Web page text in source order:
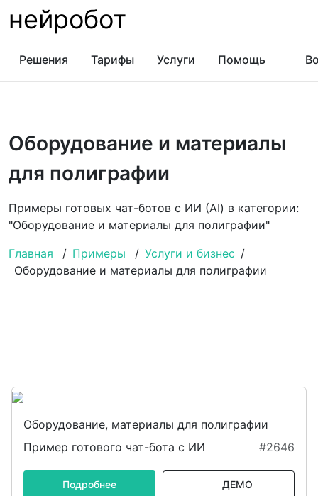
нейробот
Решения Тарифы Услуги Помощь
Оборудование и материалы
для полиграфии
Примеры готовых чат-ботов с ИИ (AI) в категории:
"Оборудование и материалы для полиграфии"
Главная
/ Примеры / Услуги и бизнес /
Оборудование и материалы для полиграфии
Оборудование, материалы для полиграфии
Пример готового чат-бота с ИИ
#2646
Подробнее ДЕМО